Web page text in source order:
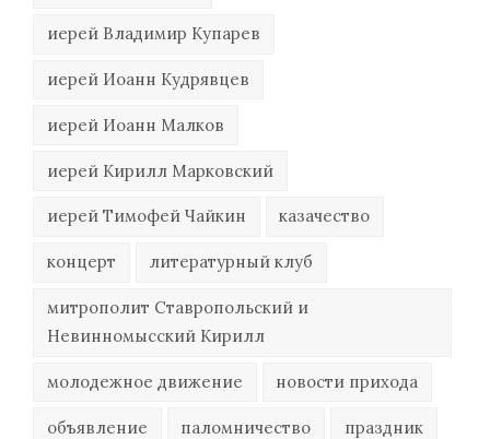
иерей Владимир Купарев
иерей Иоанн Кудрявцев
иерей Иоанн Малков
иерей Кирилл Марковский
иерей Тимофей Чайкин казачество
концерт литературный клуб
митрополит Ставропольский и
Невинномысский Кирилл
молодежное движение новости прихода
объявление паломничество праздник